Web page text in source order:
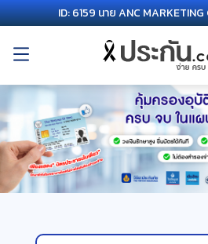
ID: 6159 นาย ANC MARKETING